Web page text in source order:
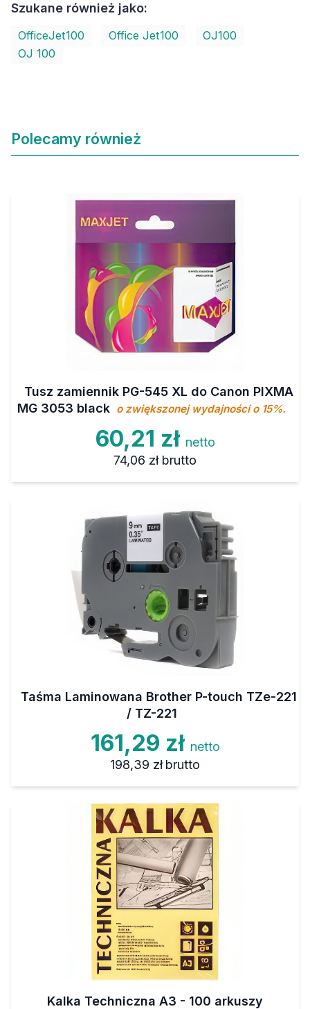
Szukane również jako:
OfficeJet100 Office Jet100
OJ100
OJ 100
Polecamy również
Tusz zamiennik PG-545 XL do Canon PIXMA
MG 3053 black o zwiększonej wydajności o 15%.
60,21 zł netto
74,06 zł brutto
Taśma Laminowana Brother P-touch TZe-221
/ TZ-221
161,29 zł netto
198,39 zł brutto
Kalka Techniczna A3 - 100 arkuszy